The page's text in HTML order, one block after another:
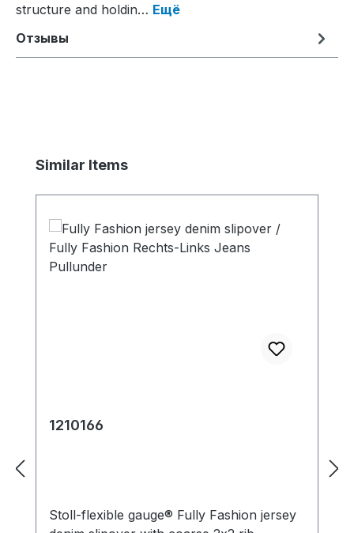
structure and holdin… Ещё
Отзывы
Пропустить галерею продуктов
Similar Items
1210166
Stoll-flexible gauge® Fully Fashion jersey